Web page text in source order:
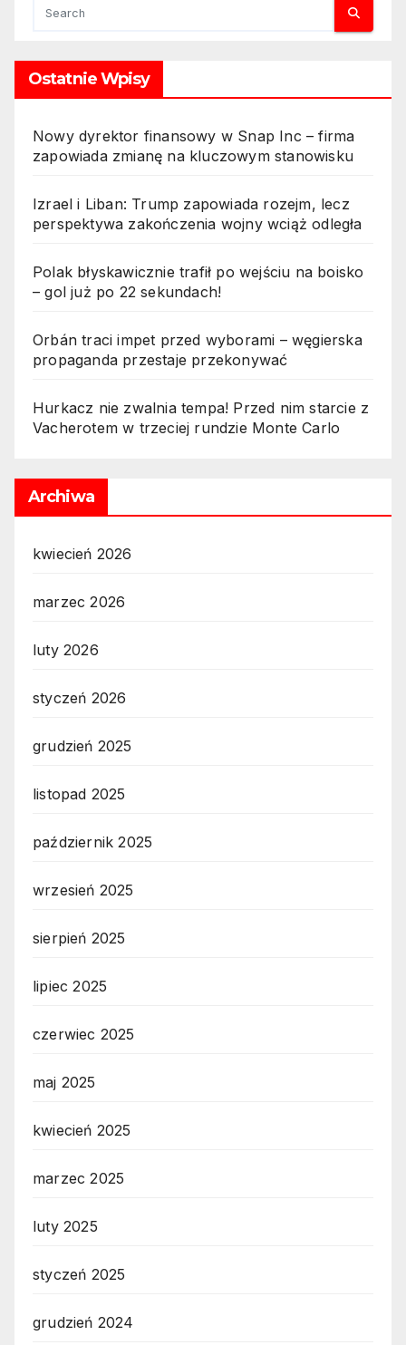
Ostatnie Wpisy
Nowy dyrektor finansowy w Snap Inc – firma
zapowiada zmianę na kluczowym stanowisku
Izrael i Liban: Trump zapowiada rozejm, lecz
perspektywa zakończenia wojny wciąż odległa
Polak błyskawicznie trafił po wejściu na boisko
– gol już po 22 sekundach!
Orbán traci impet przed wyborami – węgierska
propaganda przestaje przekonywać
Hurkacz nie zwalnia tempa! Przed nim starcie z
Vacherotem w trzeciej rundzie Monte Carlo
Archiwa
kwiecień 2026
marzec 2026
luty 2026
styczeń 2026
grudzień 2025
listopad 2025
październik 2025
wrzesień 2025
sierpień 2025
lipiec 2025
czerwiec 2025
maj 2025
kwiecień 2025
marzec 2025
luty 2025
styczeń 2025
grudzień 2024